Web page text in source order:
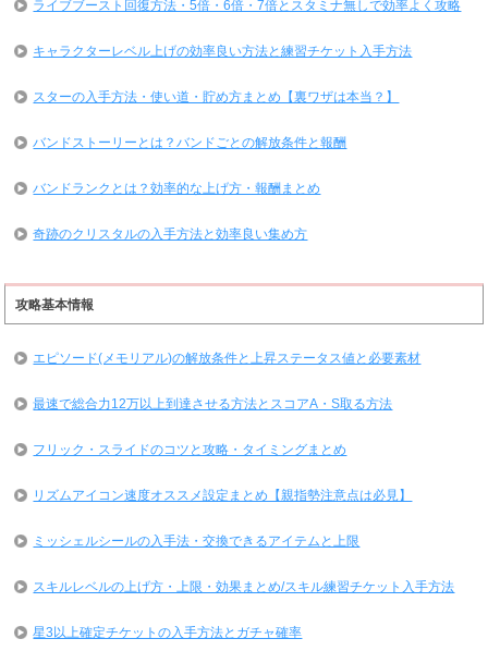
ライブブースト回復方法・5倍・6倍・7倍とスタミナ無しで効率よく攻略
キャラクターレベル上げの効率良い方法と練習チケット入手方法
スターの入手方法・使い道・貯め方まとめ【裏ワザは本当？】
バンドストーリーとは？バンドごとの解放条件と報酬
バンドランクとは？効率的な上げ方・報酬まとめ
奇跡のクリスタルの入手方法と効率良い集め方
攻略基本情報
エピソード(メモリアル)の解放条件と上昇ステータス値と必要素材
最速で総合力12万以上到達させる方法とスコアA・S取る方法
フリック・スライドのコツと攻略・タイミングまとめ
リズムアイコン速度オススメ設定まとめ【親指勢注意点は必見】
ミッシェルシールの入手法・交換できるアイテムと上限
スキルレベルの上げ方・上限・効果まとめ/スキル練習チケット入手方法
星3以上確定チケットの入手方法とガチャ確率